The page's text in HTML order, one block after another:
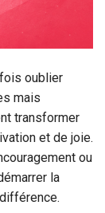
oublier
mais
transformer
et de joie.
ou
la